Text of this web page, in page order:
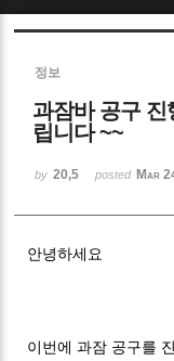
정보
과잠바 공구
립니다 ~~
by 20,5 posted Mar
안녕하세요
이번에 과잠 공구를